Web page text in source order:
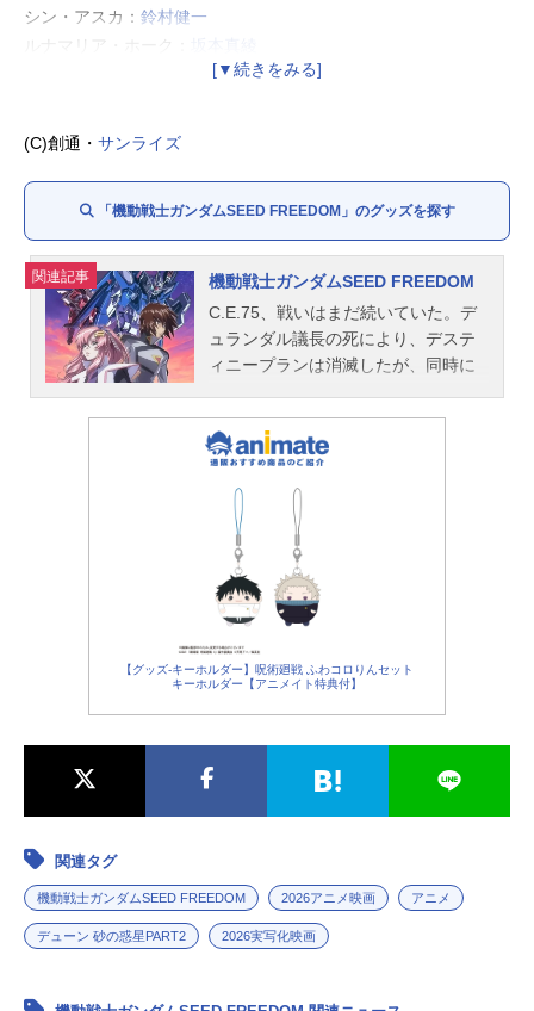
シン・アスカ： 鈴村健一
ルナマリア・ホーク：
折笠富美子
ムウ・ラ・フラガ：
ディアッカ・エルスマン：笹沼晃
アグネス・ギーベンラート：桑島法子
トーヤ・マシマ：佐倉綾音
アレクセイ・コノエ：大塚芳忠
アルバート・ハインライン： 福山潤
ヒルダ・ハーケン：根谷美智子
ヘルベルト・フォン・ラインハルト：楠大典
マーズ・シメオン：諏訪部順一
アウラ・マハ・ハイバル：田村ゆかり
オルフェ・ラム・タオ：下野紘
福圓美里
松岡禎丞
利根健太朗
グリフィン・アルバレスト：森崎ウィン
ギルバート・デュランダル：池田秀一
(C)創通・ サンライズ
「機動戦士ガンダムSEED FREEDOM」のグッズを探す
関連記事
機動戦士ガンダムSEED FREEDOM
C.E.75、戦いはまだ続いていた。デ
ュランダル議長の死により、デステ
ィニープランは消滅したが、同時に
は失われた。各地で独立運動が起こ
り、ブルーコスモスによる侵攻はく
り返され、人々はさらなる戦乱と不
安の最中にあった。事態を沈静化す
るべく、ラクスを初代総裁とする世
界平和監視機構・コンパスが創設さ
れ、キラたちはその一員として、各
地の戦闘に介入する。そんな折、ユ
ーラシア連邦からの独立を果たした
国・ファウンデーション王国から要
請があった。ブルーコスモス本拠地
う。作品名機動戦士ガンダムSEEDF
版】第1弾：2024年9月20日（金）～
10月3日（木）第2弾：2024年11月1
日（金）～11月14日（木）キャスト
【グッズ-キーホルダー】呪術廻戦 ふわコロりんセット
キーホルダー【アニメイト特典付】
関連タグ
機動戦士ガンダムSEED FREEDOM 2026アニメ映画 アニメ
デューン 砂の惑星PART2 2026実写化映画